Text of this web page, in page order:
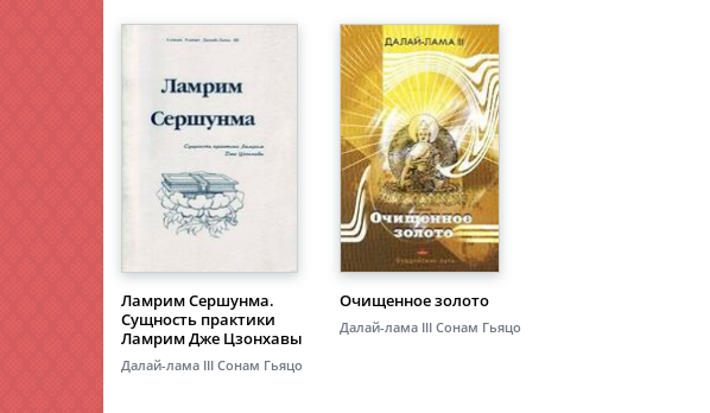
Ламрим Сершунма.
Сущность практики
Ламрим Дже Цзонхавы
Далай-лама III Сонам Гьяцо
Очищенное золото
Далай-лама III Сонам Гьяцо